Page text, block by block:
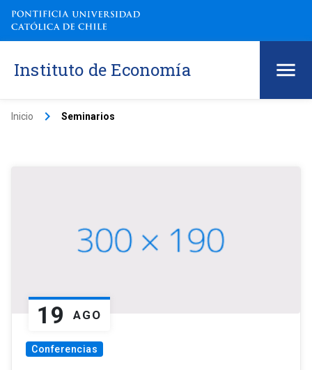
Instituto de Economía
Inicio keyboard_arrow_right Seminarios
19 AGO
Conferencias